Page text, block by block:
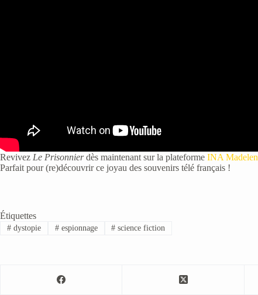
Revivez Le Prisonnierdès maintenant sur la plateforme INA Madelen
Parfait pour (re)découvrir ce joyau des souvenirs télé français !
Étiquettes
#dystopie #espionnage # science fiction